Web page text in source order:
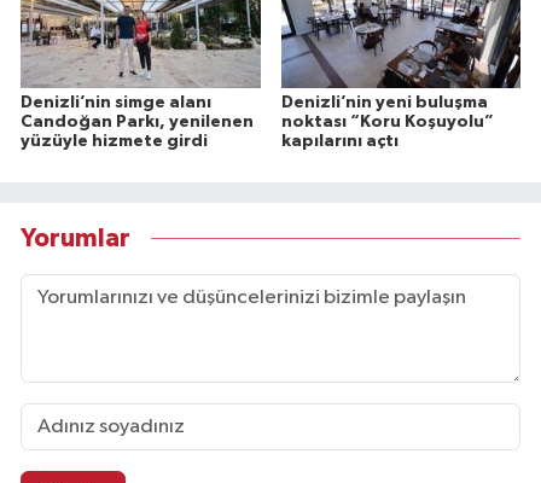
Denizli’nin simge alanı
Candoğan Parkı, yenilenen
yüzüyle hizmete girdi
Denizli’nin yeni buluşma
noktası “Koru Koşuyolu”
kapılarını açtı
Yorumlar